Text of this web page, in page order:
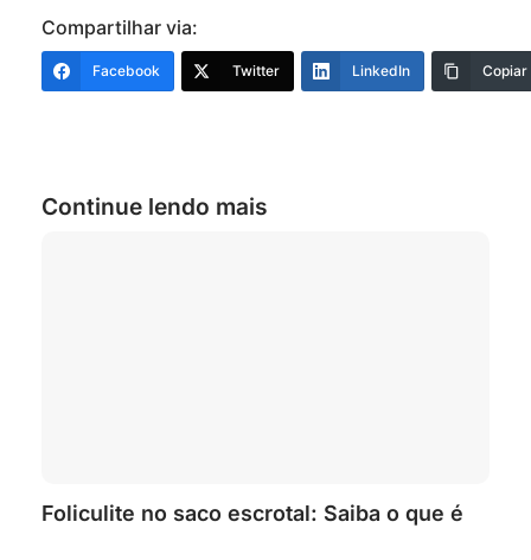
Compartilhar via:
Facebook Twitter LinkedIn Copiar
Continue lendo mais
Foliculite no saco escrotal: Saiba o que é